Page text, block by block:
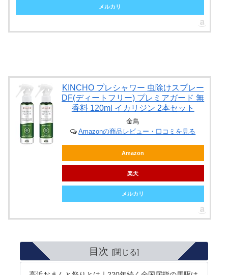
メルカリ
KINCHO プレシャワー 虫除けスプレー
DF(ディートフリー) プレミアガード 無
香料 120ml イカリジン 2本セット
金鳥
Amazonの商品レビュー・口コミを見る
Amazon
楽天
メルカリ
目次